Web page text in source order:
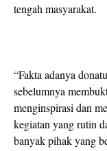
tengah masyarakat.
“Fakta adanya
sebelumnya
menginspirasi dan
kegiatan yang rutin
banyak pihak yang